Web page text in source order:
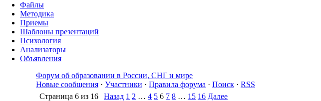
Файлы
Методика
Приемы
Шаблоны презентаций
Психология
Анализаторы
Объявления
Форум об образовании в России, СНГ и мире
Новые сообщения · Участники · Правила форума · Поиск · RSS
Страница 6 из 16 Назад 1 2 … 4 5 6 7 8 … 15 16 Далее